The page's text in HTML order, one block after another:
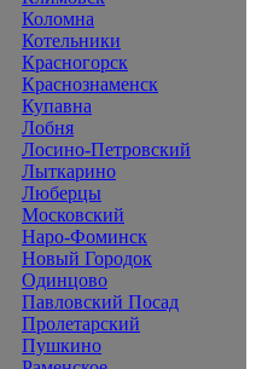
Коломна
Котельники
Красногорск
Краснознаменск
Купавна
Лобня
Лосино-Петровский
Лыткарино
Люберцы
Московский
Наро-Фоминск
Новый Городок
Одинцово
Павловский Посад
Пролетарский
Пушкино